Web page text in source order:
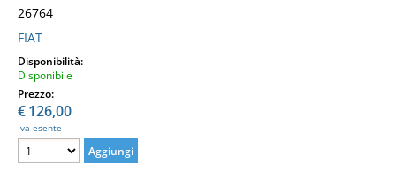
26764
FIAT
Disponibilità:
Disponibile
Prezzo:
€126,00
Iva esente